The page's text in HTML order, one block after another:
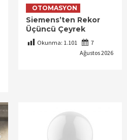
OTOMASYON
Siemens’ten Rekor
Üçüncü Çeyrek
Okunma: 1.101
7
Ağustos 2026